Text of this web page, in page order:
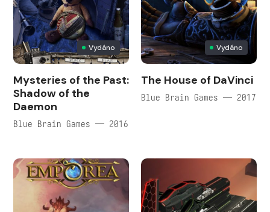
Vydáno
Mysteries of the Past:
Shadow of the
Daemon
Blue Brain Games — 2016
Vydáno
The House of DaVinci
Blue Brain Games — 2017